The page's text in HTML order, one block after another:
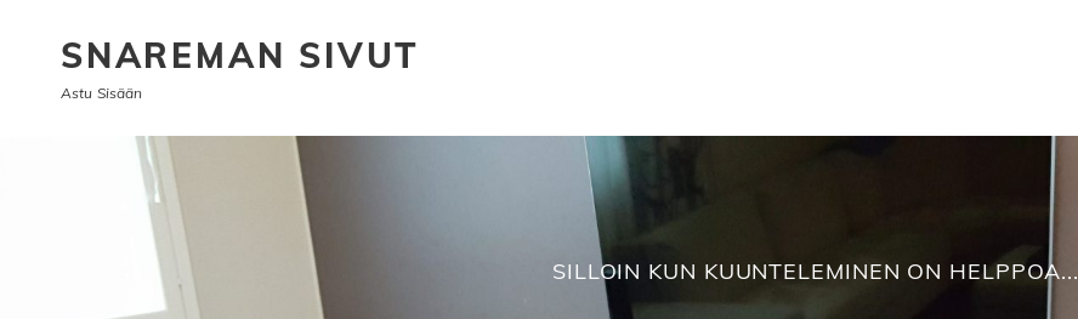
SNAREMAN SIVUT
Astu Sisään
SILLOIN KUN KUUNTELEMINEN ON HELPPOA...